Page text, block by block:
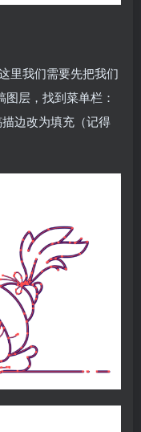
里我们需要先把我们
层，找到菜单栏：
边改为填充（记得